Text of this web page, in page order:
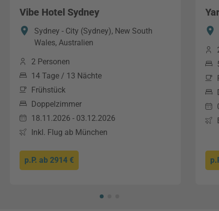
Vibe Hotel Sydney
Sydney - City (Sydney), New South
Wales, Australien
2 Personen
14 Tage / 13 Nächte
Frühstück
Doppelzimmer
18.11.2026 - 03.12.2026
Inkl. Flug ab München
p.P. ab 2914 €